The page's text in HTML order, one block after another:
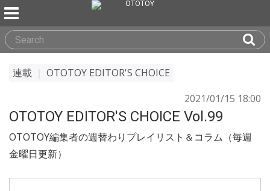
連載
OTOTOY EDITOR'S CHOICE
2021/01/15 18:00
OTOTOY EDITOR'S CHOICE Vol.99
OTOTOY編集者の週替わりプレイリスト＆コラム（毎週
金曜日更新）